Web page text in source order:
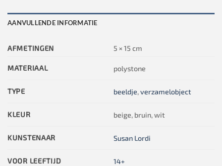
AANVULLENDE INFORMATIE
AFMETINGEN 5 × 15 cm
MATERIAAL polystone
TYPE beeldje,verzamelobject
KLEUR beige, bruin, wit
KUNSTENAAR Susan Lordi
VOOR LEEFTIJD 14+